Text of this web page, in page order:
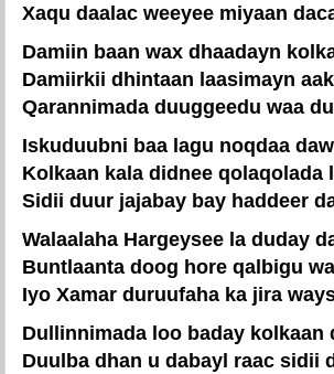
Xaqu daalac weeyee miyaan
Damiin baan wax dhaadayn
Damiirkii dhintaan laasimayn
Qarannimada duuggeedu waa
Iskuduubni baa lagu noqdaa
Kolkaan kala didnee qolaqolada
Sidii duur jajabay bay haddeer
Walaalaha Hargeysee la duday
Buntlaanta doog hore qalbigu
Iyo Xamar duruufaha ka jira
Dullinnimada loo baday kolkaan
Duulba dhan u dabayl raac sidii